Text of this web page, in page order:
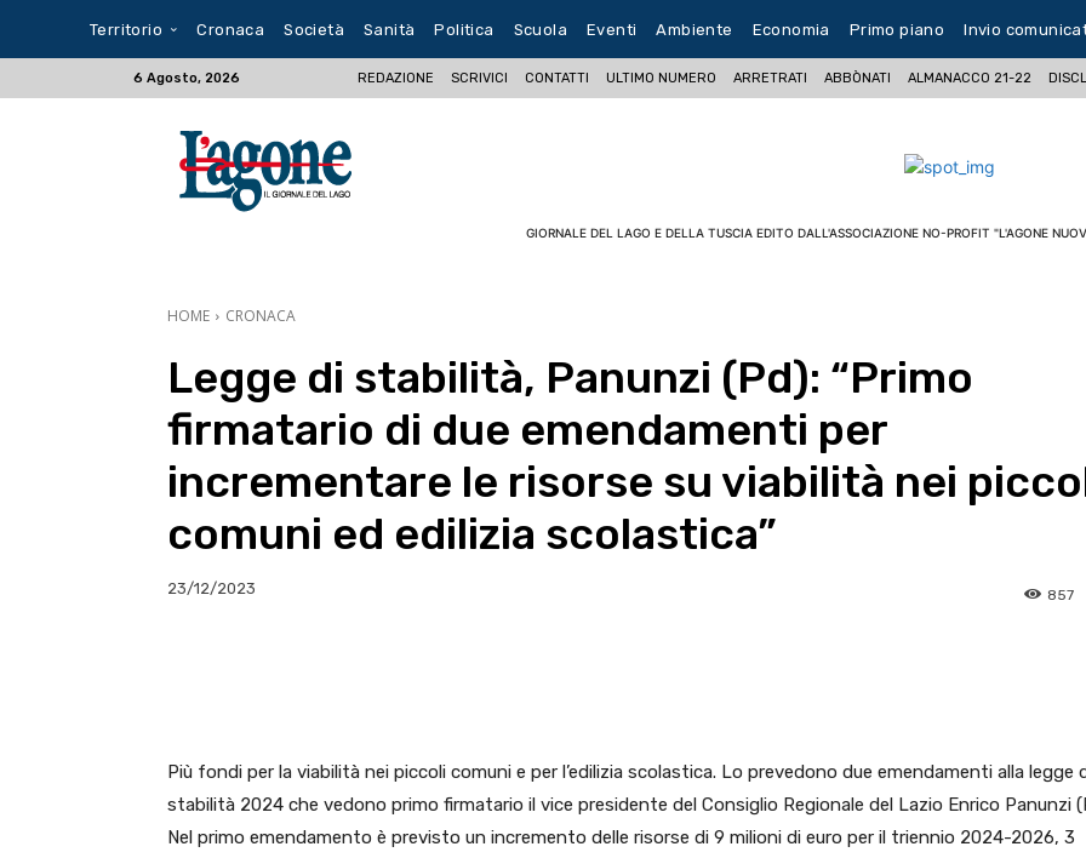
Territorio Cronaca Società Sanità Politica Scuola Eventi Ambiente Economia Primo piano Invio
6 Agosto, 2026 REDAZIONE SCRIVICI CONTATTI ULTIMO NUMERO ARRETRATI ABBÒNATI ALMANACCO 21-22
GIORNALE DEL LAGO E DELLA TUSCIA EDITO DALL'ASSOCIAZIONE NO-PROFIT "L'AGONE
HOME CRONACA
Legge di stabilità, Panunzi (Pd): “Primo
firmatario di due emendamenti per
incrementare le risorse su viabilità nei
comuni ed edilizia scolastica”
23/12/2023 857
Più fondi per la viabilità nei piccoli comuni e per l’edilizia scolastica. Lo prevedono due emendamenti alla legge
stabilità 2024 che vedono primo firmatario il vice presidente del Consiglio Regionale del Lazio Enrico Panunzi
Nel primo emendamento è previsto un incremento delle risorse di 9 milioni di euro per il triennio 2024-2026, 3